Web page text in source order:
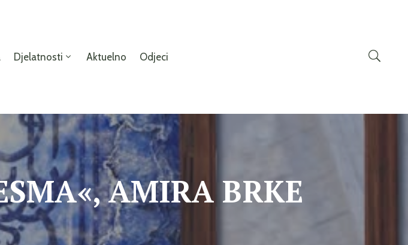
Djelatnosti Aktuelno Odjeci
AMIRA BRKE